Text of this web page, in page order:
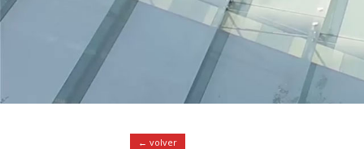
← volver